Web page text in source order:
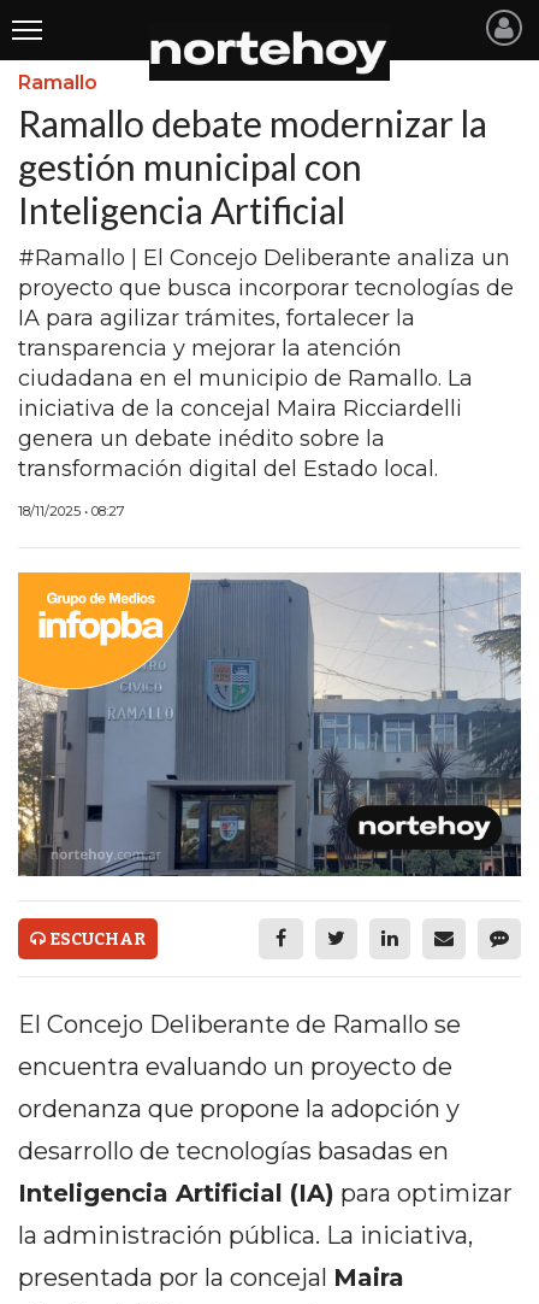
Últimas
Noticias
INICIO
NOTICIAS RECIENTES
SAN NICOLAS
RAMALLO
SAN PEDRO
PROVINCIA
ECONOMÍA Y NEGOCIOS
ULTIMAS NOTICIAS
TEMAS DESTACADOS
TECNOLOGÍA
SERVICIOS
PRONÓSTICO
HORÓSCOPO
QUÉ ES
CHANGUITO.COM.AR Y
PEDIDOS POR WHATSAPP
TIENDA ONLINE GRATIS
EN ARGENTINA:
CHANGUITO.COM.AR VS
OTRAS PLATAFORMAS DE
Ramallo
Ramallo debate modernizar la
gestión municipal con
Inteligencia Artificial
#Ramallo | El Concejo Deliberante analiza un
proyecto que busca incorporar tecnologías de
IA para agilizar trámites, fortalecer la
transparencia y mejorar la atención
ciudadana en el municipio de Ramallo. La
iniciativa de la concejal Maira Ricciardelli
genera un debate inédito sobre la
transformación digital del Estado local.
18/11/2025 • 08:27
ESCUCHAR
El Concejo Deliberante de Ramallo se
encuentra evaluando un proyecto de
ordenanza que propone la adopción y
desarrollo de tecnologías basadas en
Inteligencia Artificial (IA) para optimizar
la administración pública. La iniciativa,
presentada por la concejal Maira